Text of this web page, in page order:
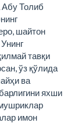
Абу Толиб
шайтон
тавқи
ўз қўлида
ва
яхши
имон